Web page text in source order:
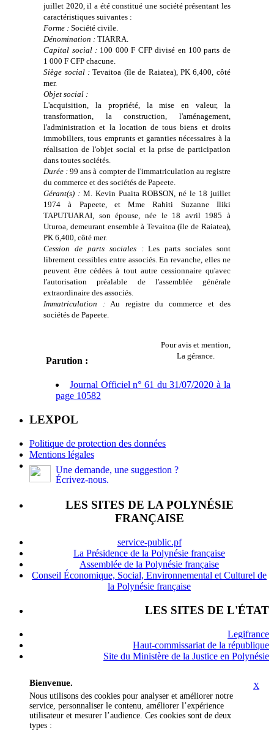
juillet 2020, il a été constitué une société présentant les
caractéristiques suivantes :
Forme : Société civile.
Dénomination : TIARRA
Capital social : 100 000 F CFP divisé en 100 parts de
1 000 F CFP chacune.
Siège social : Tevaitoa (île de Raiatea), PK 6,400, côté
mer.
Objet social :
L'acquisition, la propriété, la mise en valeur, la
transformation, la construction, l'aménagement,
l'administration et la location de tous biens et droits
immobiliers, tous emprunts et garanties nécessaires à la
réalisation de l'objet social et la prise de participation
dans toutes sociétés.
Durée : 99 ans à compter de l'immatriculation au registre
du commerce et des sociétés de Papeete.
Gérant(s) : M. Kevin Puaita ROBSON, né le 18 juillet
1974 à Papeete, et Mme Rahiti Suzanne Iliki
TAPUTUARAI, son épouse, née le 18 avril 1985 à
Uturoa, demeurant ensemble à Tevaitoa (île de Raiatea),
PK 6,400, côté mer.
Cession de parts sociales :Les parts sociales sont
librement cessibles entre associés. En revanche, elles ne
peuvent être cédées à tout autre cessionnaire qu'avec
l'autorisation préalable de l'assemblée générale
extraordinaire des associés.
Immatriculation : Au registre du commerce et des
sociétés de Papeete.
Pour avis et mention,
La gérance.
Parution :
Journal Officiel n° 61 du 31/07/2020 à la
page 10582
LEXPOL
Politique de protection des données
Mentions légales
Une demande, une suggestion ?
Écrivez-nous.
LES SITES DE LA POLYNÉSIE
FRANÇAISE
service-public.pf
La Présidence de la Polynésie française
Assemblée de la Polynésie française
Conseil Économique, Social, Environnemental et Culturel de
la Polynésie française
LES SITES DE L'ÉTAT
Legifrance
Haut-commissariat de la république
Site du Ministère de la Justice en Polynésie
X
Bienvenue.
Nous utilisons des cookies pour analyser et améliorer notre
service, personnaliser le contenu, améliorer l’expérience
utilisateur et mesurer l’audience. Ces cookies sont de deux
types :